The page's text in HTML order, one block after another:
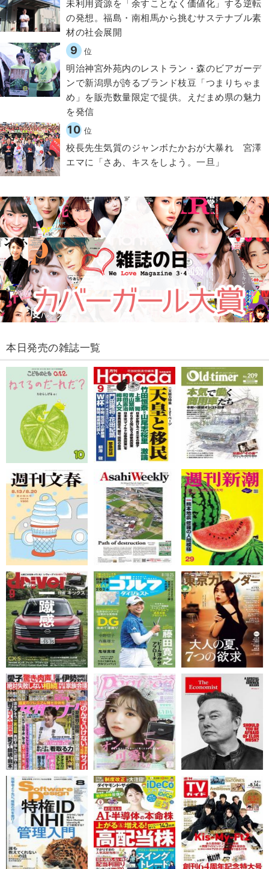
​​未利用資源を「余すことなく価値化」する逆転
の発想。福島・南相馬から挑むサステナブル素
材の社会展開​
9 位
明治神宮外苑内のレストラン・森のビアガーデ
ンで新潟県が誇るブランド枝豆「つまりちゃま
め」を販売数量限定で提供。えだまめ県の魅力
を発信
10 位
校長先生気質のジャンボたかおが大暴れ 宮澤
エマに「さあ、キスをしよう。一旦」
本日発売の雑誌一覧